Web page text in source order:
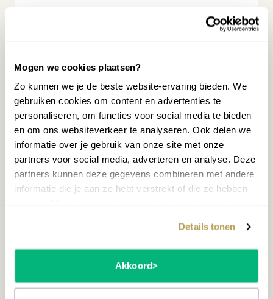
Mogen we cookies plaatsen?
Zo kunnen we je de beste website-ervaring bieden. We
gebruiken cookies om content en advertenties te
personaliseren, om functies voor social media te bieden
en om ons websiteverkeer te analyseren. Ook delen we
informatie over je gebruik van onze site met onze
partners voor social media, adverteren en analyse. Deze
partners kunnen deze gegevens combineren met andere
informatie die je aan ze hebt verstrekt of die ze hebben
Details tonen
Akkoord
Wat is een synth?
Een modulaire synthesizer is een elektronisch
muziekinstrument dat bestaat uit afzonderlijke modules
die geluiden kunnen genereren, aanpassen en
manipuleren. Elke module heeft een specifieke functie,
zoals het produceren van geluidsgolven, het aanpassen
patchkabels aan elkaar worden verbonden, waardoor u
geluiden kunt genereren. Het is in feite alsof u uw eigen
over elk aspect van het geproduceerde geluid.